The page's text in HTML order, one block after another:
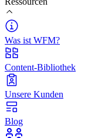
Was ist WFM?
Content-Bibliothek
Unsere Kunden
Blog